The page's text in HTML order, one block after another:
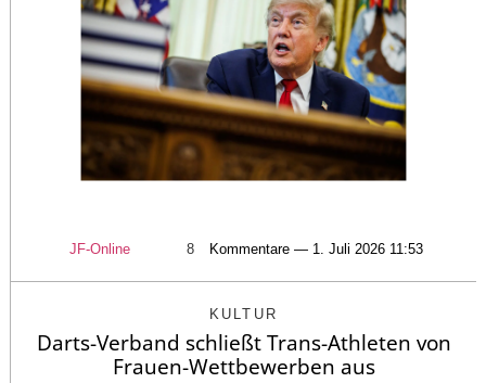
JF-Online 8 Kommentare — 1. Juli 2026 11:53
KULTUR
Darts-Verband schließt Trans-Athleten von
Frauen-Wettbewerben aus